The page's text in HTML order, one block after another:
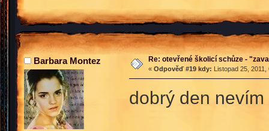
Barbara Montez Re: otevřené školicí schůze -
« Odpověď #19 kdy: Listopad 25,
dobrý den